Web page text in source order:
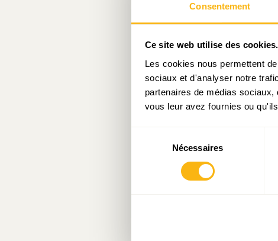
Consentement
Ce site web utilise des cookies.
Les cookies nous permettent
sociaux et d'analyser notre
partenaires de médias
vous leur avez fournies ou
consentement
Nécessaires
est bien moins
marché du
Vous n’allez